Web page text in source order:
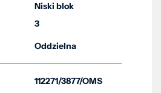
Niski blok
3
Oddzielna
112271/3877/OMS